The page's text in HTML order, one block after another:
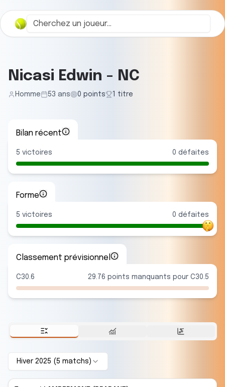
Nicasi Edwin - NC
Homme 53 ans 0 points titre
Bilan récent
5 victoires 0 défaites
Forme
5 victoires 0 défaites
Classement prévisionnel
C30.6 29.76 points manquants pour C30.5
Hiver 2025 (5 matchs )